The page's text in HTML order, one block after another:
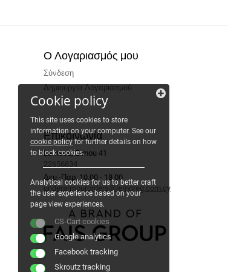
Ο Λογαριασμός μου
Σύνδεση
Δημιουργία Λογαριασμού
Επικοινωνία
Larnaca, Ermou 41
22656834
Δευ.-Παρ. 10.00 - 18.00
underarmourorders@lemgreg.com.cy
Cookie policy
This site uses cookies to store
information on your computer. See our
cookie policyfor further details on how
to block cookies.
Analytical cookies for us to better craft
the user experience based on your
page view experiences.
CS-Cart cookies
Google analytics
Facebook tracking
Skroutz tracking